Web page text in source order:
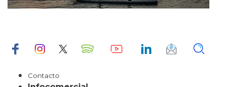
Contacto